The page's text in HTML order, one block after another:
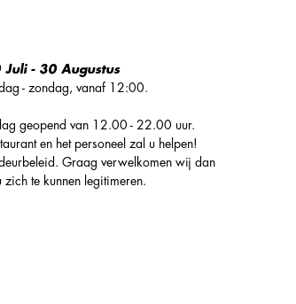
- 30 Augustus
- zondag, vanaf 12:00.
geopend van 12.00 - 22.00 uur.
en het personeel zal u helpen!
Graag verwelkomen wij dan
te kunnen legitimeren.